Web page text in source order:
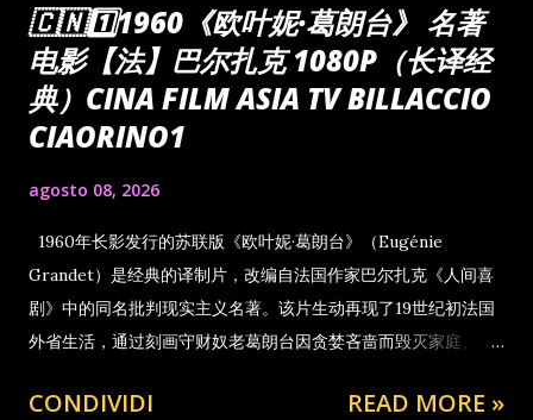
🇨🇳1️⃣1960《欧叶妮·葛朗台》 名著
电影【法】巴尔扎克 1080P（长译经
典）CINA FILM ASIA TV BILLACCIO
CIAORINO1
agosto 08, 2026
1960年长影发行的苏联版《欧叶妮·葛朗台》（Eugénie
Grandet）是经典的译制片，改编自法国作家巴尔扎克《人间喜
剧》中的同名批判现实主义名著。该片生动再现了19世纪初法国
外省生活，通过刻画守财奴老葛朗台因贪婪吝啬而毁灭家庭、牺
漠与人性扭曲。 1960长影版《欧叶妮·葛朗台》最经典的一笔，
CONDIVIDI READ MORE »